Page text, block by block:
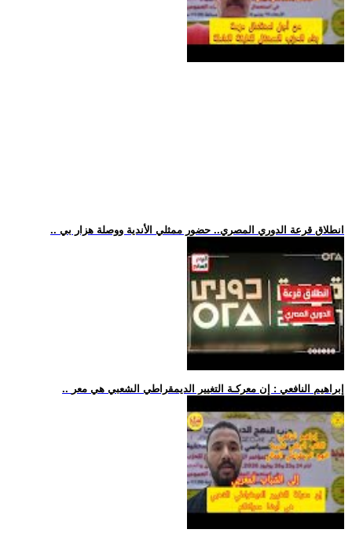
.. انطلاق قرعة الدوري المصري.. حضور ممثلي الأندية ووصلة هزار بي
.. إبراهيم النافعي : إن معركـة التغيير الديمقراطي الشعبي هي معر